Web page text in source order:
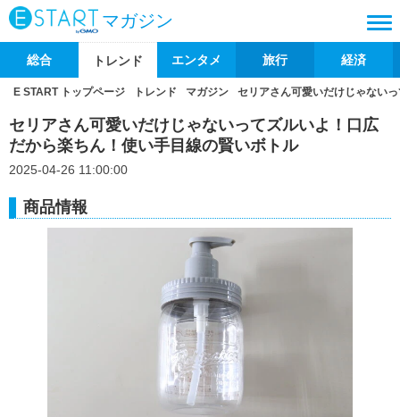
マガジン
総合 トレンド エンタメ 旅行 経済
E START トップページ トレンド マガジン セリアさん可愛いだけじゃない
セリアさん可愛いだけじゃないってズルいよ！口広
だから楽ちん！使い手目線の賢いボトル
2025-04-26 11:00:00
商品情報